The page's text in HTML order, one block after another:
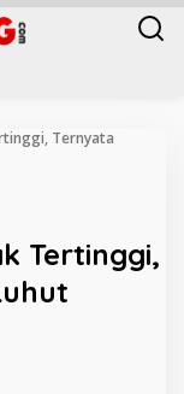
Ternyata
Tertinggi,